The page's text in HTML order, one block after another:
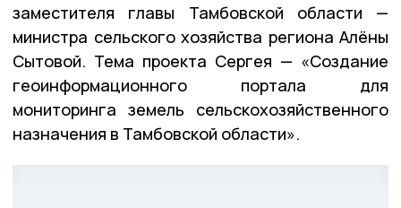
заместителя главы Тамбовской области —
министра сельского хозяйства региона Алёны
Сытовой. Тема проекта Сергея — «Создание
геоинформационного портала для
мониторинга земель сельскохозяйственного
назначения в Тамбовской области».